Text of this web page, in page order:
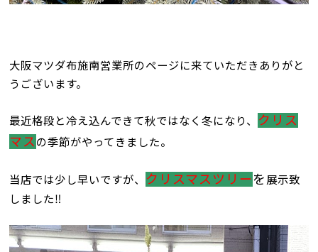
大阪マツダ布施南営業所のページに来ていただきありがと
うございます。
最近格段と冷え込んできて秋ではなく冬になり、
クリス
マス の季節がやってきました。
当店では少し早いですが、 クリスマスツリーを 展示致
しました‼